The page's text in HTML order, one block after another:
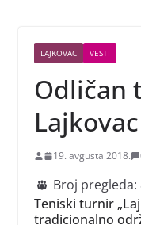
LAJKOVAC VESTI
Odličan
19. avgusta 2018.
Broj pregleda:
Teniski turnir
tradicionalno